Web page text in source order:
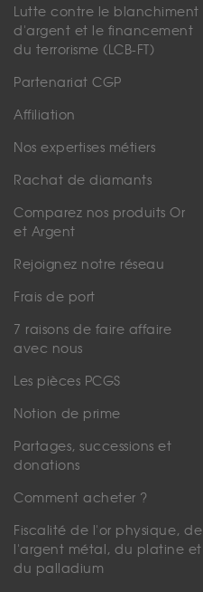
Lutte contre le blanchiment
d'argent et le financement
du terrorisme (LCB-FT)
Partenariat CGP
Affiliation
Nos expertises métiers
Rachat de diamants
Comparez nos produits Or
et Argent
Rejoignez notre réseau
Frais de port
7 raisons de faire affaire
avec nous
Les pièces PCGS
Notion de prime
Partages, successions et
donations
Comment acheter ?
Fiscalité de l'or physique, de
l'argent métal, du platine et
du palladium